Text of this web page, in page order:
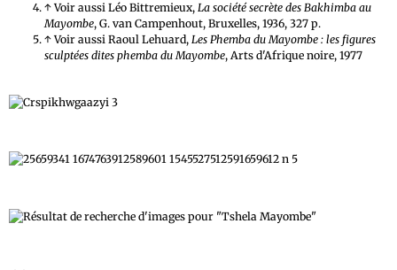
↑ Voir aussi Léo Bittremieux, La société secrète des Bakhimba au
Mayombe, G. van Campenhout, Bruxelles, 1936, 327 p.
↑ Voir aussi Raoul Lehuard, Les Phemba du Mayombe : les figures
sculptées dites phemba du Mayombe, Arts d'Afrique noire, 1977